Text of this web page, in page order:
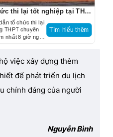
Bộ GD-ĐT hướng dẫn tổ chức thi lại tốt nghiệp tại THPT chuyên Tuyên Quang
tổ chức thi lại
THPT chuyên
nhất 8 giờ ngày
thi.
Tìm hiểu thêm
việc xây dựng thêm
để phát triển du lịch
chính đáng của người
Nguyễn Bình